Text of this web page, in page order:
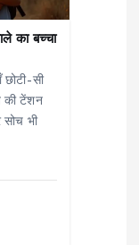
का बच्चा
की टेंशन
सोच भी